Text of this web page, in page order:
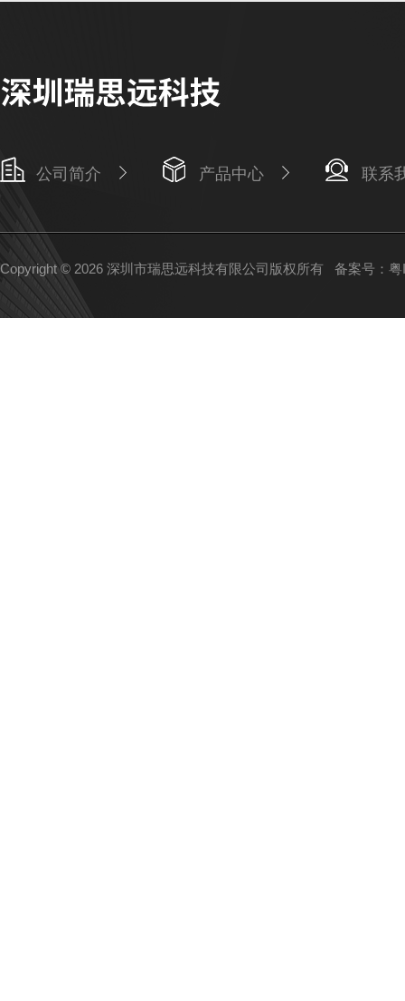
公司简介 产品中心 联系
Copyright © 2026 深圳市瑞思远科技有限公司版权所有 备案号：